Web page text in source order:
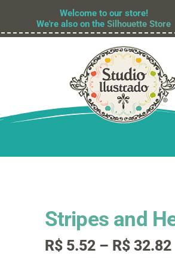
Welcome to our store!
We're also on theSilhouette Store
Stripes and
R$5.52 – R$32.82